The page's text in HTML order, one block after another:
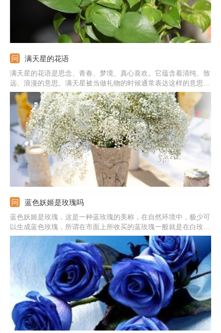
满天星的花语
满天星的花语是思念、青春、梦境、真心喜欢。它蕴含着清纯、致
远、浪漫的意思。满天星被当做礼物的时候通常表达这样的意思：
我在思念你，你是清纯的，我是真心喜欢你的，拥有你我很喜悦。
蓝色妖姬是玫瑰吗
蓝色妖姬是玫瑰，这是一种蓝玫瑰的美称，在自然环境中，极少可
以生成蓝色玫瑰，所谓在市面上所收买的蓝玫瑰一般就是在白玫瑰
成长初期，还未长成成熟花朵品种的时候，人工加上不易掉色的蓝
色染色剂染制而成。